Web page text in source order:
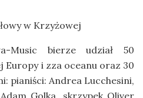
w Krzyżowej
Music bierze udział 50
i zza oceanu oraz 30
pianiści: Andrea Lucchesini,